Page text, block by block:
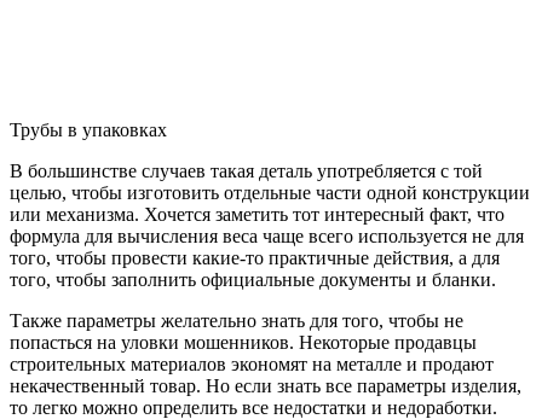
Трубы в упаковках
В большинстве случаев такая деталь употребляется с той
целью, чтобы изготовить отдельные части одной конструкции
или механизма. Хочется заметить тот интересный факт, что
формула для вычисления веса чаще всего используется не для
того, чтобы провести какие-то практичные действия, а для
того, чтобы заполнить официальные документы и бланки.
Также параметры желательно знать для того, чтобы не
попасться на уловки мошенников. Некоторые продавцы
строительных материалов экономят на металле и продают
некачественный товар. Но если знать все параметры изделия,
то легко можно определить все недостатки и недоработки.